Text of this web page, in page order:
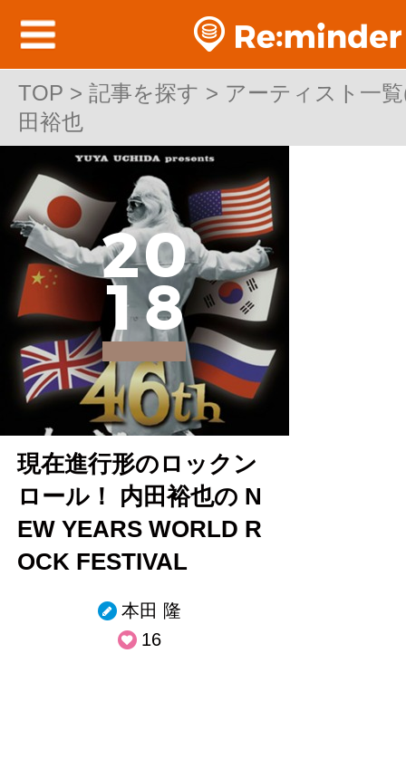
TOP > 記事を探す > アーティスト一
田裕也
TOP > 記事を探す > アーティスト一
田裕也
20
18
現在進行形のロックン
ロール！ 内田裕也の N
EW YEARS WORLD R
OCK FESTIVAL
本田 隆
16